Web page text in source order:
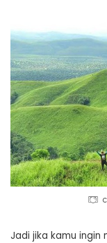
Jadi jika kamu ingin